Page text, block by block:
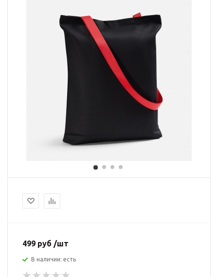
499 руб /шт
В наличии: есть